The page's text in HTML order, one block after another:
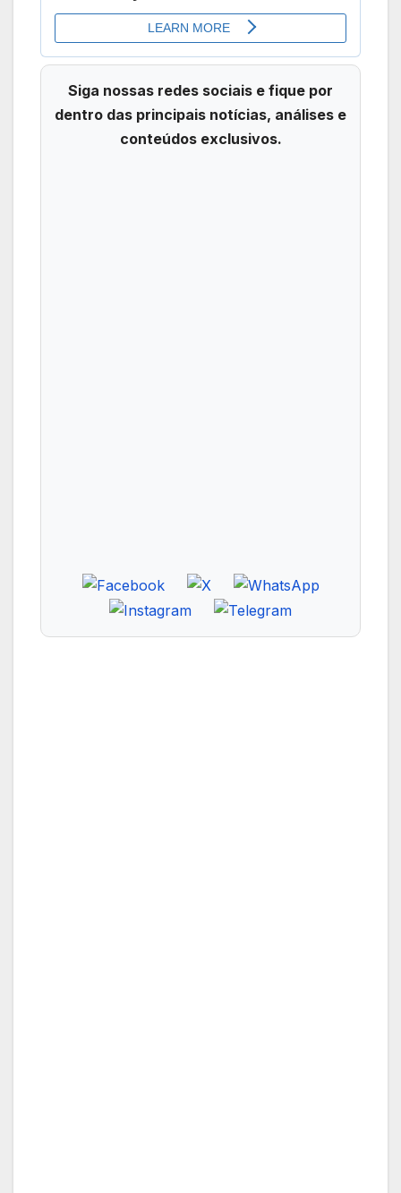
Siga nossas redes sociais e fique por
dentro das principais notícias, análises e
conteúdos exclusivos.